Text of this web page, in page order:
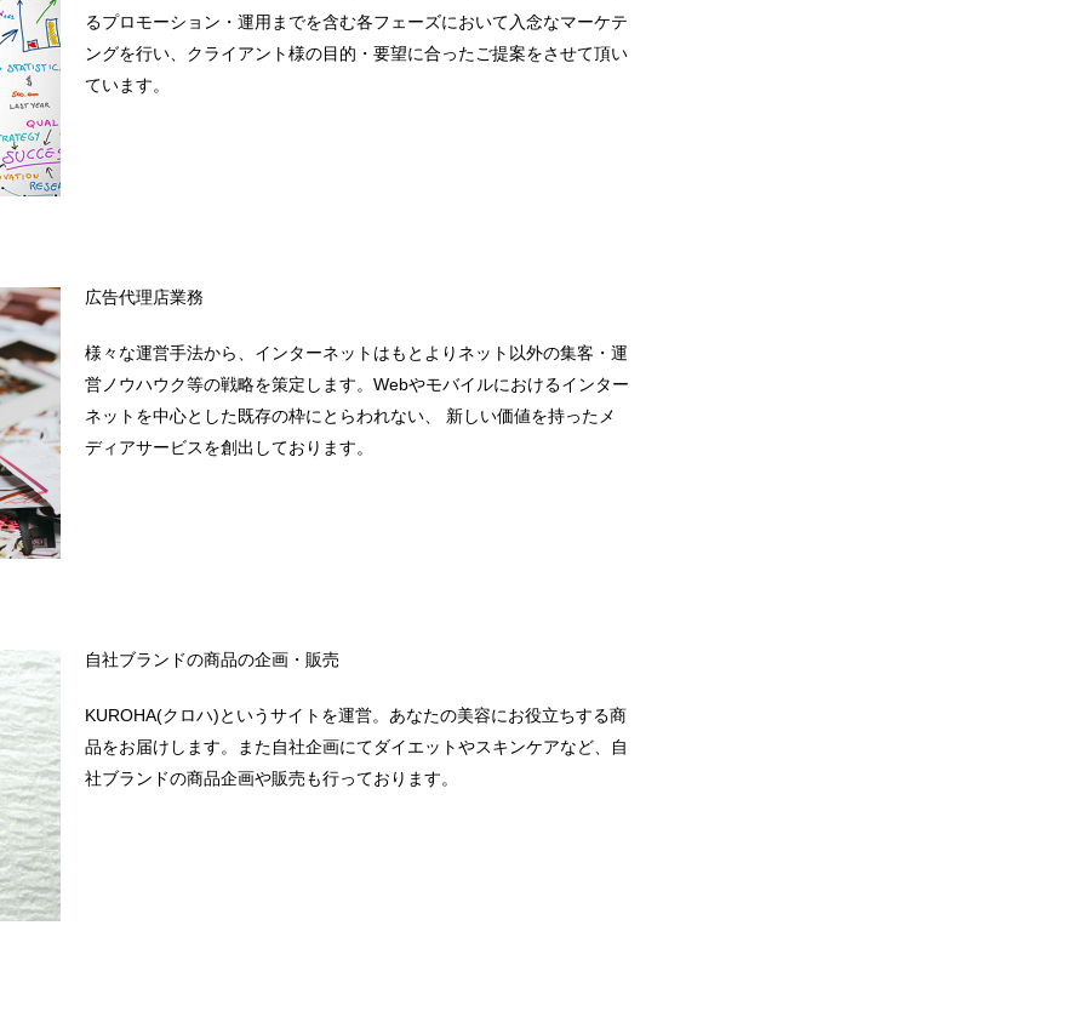
るプロモーション・運用までを含む各フェーズにおいて入念なマーケテ
ングを行い、クライアント様の目的・要望に合ったご提案をさせて頂い
ています。
広告代理店業務
様々な運営手法から、インターネットはもとよりネット以外の集客・運
営ノウハウク等の戦略を策定します。Webやモバイルにおけるインター
ネットを中心とした既存の枠にとらわれない、 新しい価値を持ったメ
ディアサービスを創出しております。
自社ブランドの商品の企画・販売
KUROHA(クロハ)というサイトを運営。あなたの美容にお役立ちする商
品をお届けします。また自社企画にてダイエットやスキンケアなど、自
社ブランドの商品企画や販売も行っております。